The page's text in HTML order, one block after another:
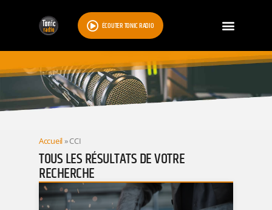
ÉCOUTER TONIC RADIO
RESULTATS
Accueil»CCI
TOUS LES RÉSULTATS DE VOTRE
RECHERCHE